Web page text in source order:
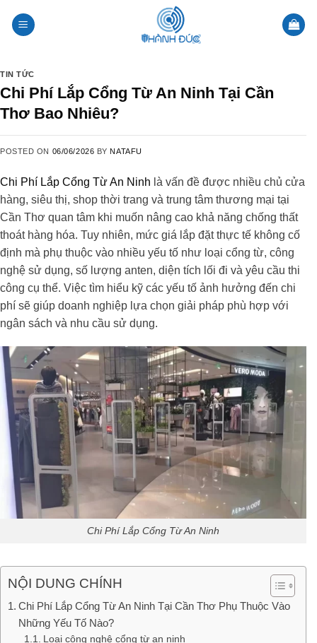
TIN TỨC
Chi Phí Lắp Cổng Từ An Ninh Tại Cần
Thơ Bao Nhiêu?
POSTED ON 06/06/2026 BYNATAFU
Chi Phí Lắp Cổng Từ An Ninh là vấn đề được nhiều chủ cửa
hàng, siêu thị, shop thời trang và trung tâm thương mại tại
Cần Thơ quan tâm khi muốn nâng cao khả năng chống thất
thoát hàng hóa. Tuy nhiên, mức giá lắp đặt thực tế không cố
định mà phụ thuộc vào nhiều yếu tố như loại cổng từ, công
nghệ sử dụng, số lượng anten, diện tích lối đi và yêu cầu thi
công cụ thể. Việc tìm hiểu kỹ các yếu tố ảnh hưởng đến chi
phí sẽ giúp doanh nghiệp lựa chọn giải pháp phù hợp với
ngân sách và nhu cầu sử dụng.
Chi Phí Lắp Cổng Từ An Ninh
NỘI DUNG CHÍNH
Chi Phí Lắp Cổng Từ An Ninh Tại Cần Thơ Phụ Thuộc Vào
Những Yếu Tố Nào?
Loại công nghệ cổng từ an ninh